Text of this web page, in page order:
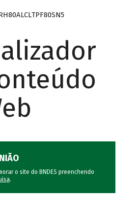
o site do BNDES preenchendo
.